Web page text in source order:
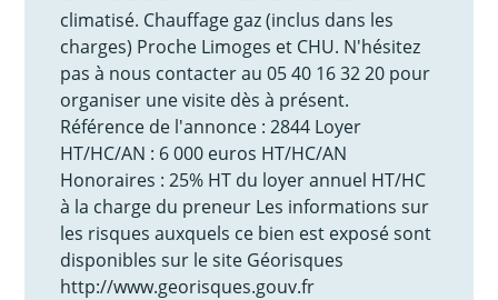
climatisé. Chauffage gaz (inclus dans les
charges) Proche Limoges et CHU. N'hésitez
pas à nous contacter au 05 40 16 32 20 pour
organiser une visite dès à présent.
Référence de l'annonce : 2844 Loyer
HT/HC/AN : 6 000 euros HT/HC/AN
Honoraires : 25% HT du loyer annuel HT/HC
à la charge du preneur Les informations sur
les risques auxquels ce bien est exposé sont
disponibles sur le site Géorisques
http://www.georisques.gouv.fr